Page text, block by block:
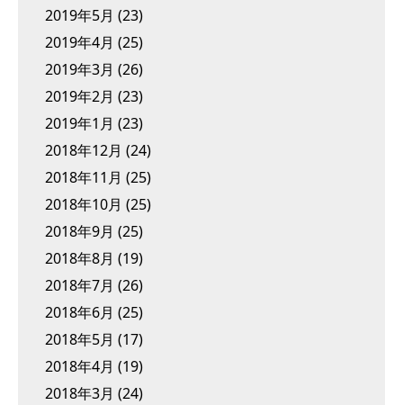
2019年5月 (23)
2019年4月 (25)
2019年3月 (26)
2019年2月 (23)
2019年1月 (23)
2018年12月 (24)
2018年11月 (25)
2018年10月 (25)
2018年9月 (25)
2018年8月 (19)
2018年7月 (26)
2018年6月 (25)
2018年5月 (17)
2018年4月 (19)
2018年3月 (24)